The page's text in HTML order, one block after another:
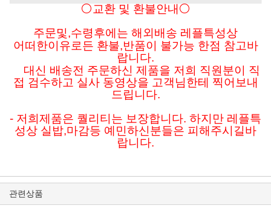
⚪교환 및 환불안내⚪
주문및,수령후에는 해외배송 레플특성상
어떠한이유로든 환불,반품이 불가능 한점 참고바
랍니다.
대신 배송전 주문하신 제품을 저희 직원분이 직
접 검수하고 실사 동영상을 고객님한테 찍어보내
드립니다.
- 저희제품은 퀄리티는 보장합니다. 하지만 레플특
성상 실밥,마감등 예민하신분들은 피해주시길바
랍니다.
관련상품